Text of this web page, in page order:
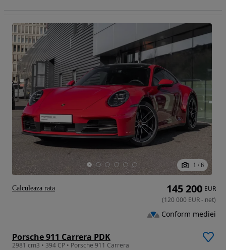
1 / 6
Porsche 911 Carrera PDK
2981 cm3 • 394 CP • Porsche 911 Carrera
145 200 EUR
(120 000 EUR- net)
Conform mediei
Calculeaza rata